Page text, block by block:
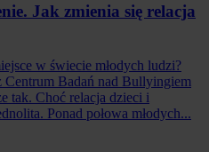
Jak zmienia się relacja
w świecie młodych ludzi?
Badań nad Bullyingiem
tak. Choć relacja dzieci i
Ponad połowa młodych...